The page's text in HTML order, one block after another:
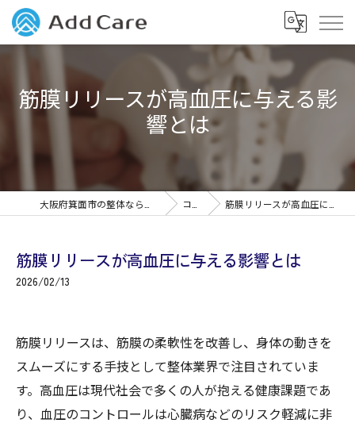
筋膜リリースが高血圧に与える影
響とは
コラム 筋膜リリースが高血圧に与える影響とは
筋膜リリースが高血圧に与える影響とは
2026/02/13
筋膜リリースは、筋膜の柔軟性を改善し、身体の動きを
スムーズにする手技として整体業界で注目されていま
す。高血圧は現代社会で多くの人が抱える健康課題であ
り、血圧のコントロールは心臓病などのリスク軽減に非